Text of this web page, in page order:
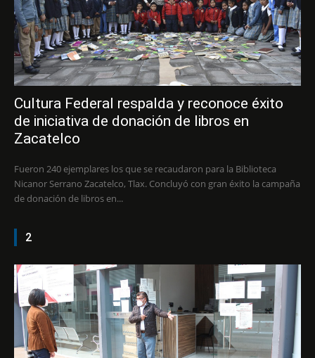
Cultura Federal respalda y reconoce éxito
de iniciativa de donación de libros en
Zacatelco
Fueron 240 ejemplares los que se recaudaron para la Biblioteca
Nicanor Serrano Zacatelco, Tlax. Concluyó con gran éxito la campaña
de donación de libros en...
2